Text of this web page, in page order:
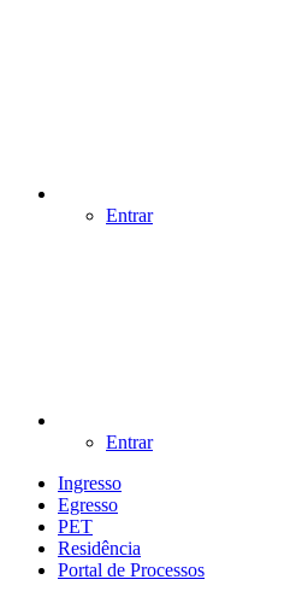
Entrar
Entrar
Ingresso
Egresso
PET
Residência
Portal de Processos